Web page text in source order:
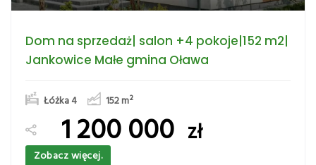
Dom na sprzedaż| salon +4 pokoje|152 m2|
Jankowice Małe gmina Oława
Łóżka 4 152m²
1 200 000 zł
Zobacz więcej.